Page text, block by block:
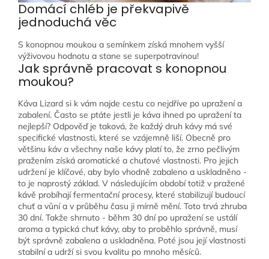
Domácí chléb je překvapivě
jednoduchá věc
S konopnou moukou a semínkem získá mnohem vyšší
výživovou hodnotu a stane se superpotravinou!
Jak správně pracovat s konopnou
moukou?
Káva Lizard si k vám najde cestu co nejdříve po upražení a
zabalení. Často se ptáte jestli je káva ihned po upražení ta
nejlepší? Odpověď je taková, že každý druh kávy má své
specifické vlastnosti, které se vzájemně liší. Obecně pro
většinu káv a všechny naše kávy platí to, že zrno pečlivým
pražením získá aromatické a chuťové vlastnosti. Pro jejich
udržení je klíčové, aby bylo vhodně zabaleno a uskladněno -
to je naprostý základ. V následujícím období totiž v pražené
kávě probíhají fermentační procesy, které stabilizují budoucí
chuť a vůní a v průběhu času ji mírně mění. Toto trvá zhruba
30 dní. Takže shrnuto - běhm 30 dní po upražení se ustálí
aroma a typická chuť kávy, aby to proběhlo správně, musí
být správně zabalena a uskladněna. Poté jsou její vlastnosti
stabilní a udrží si svou kvalitu po mnoho měsíců.